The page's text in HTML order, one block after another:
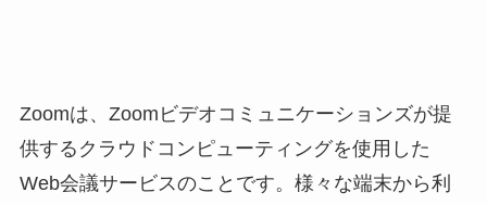
Zoomは、Zoomビデオコミュニケーションズが提
供するクラウドコンピューティングを使用した
Web会議サービスのことです。様々な端末から利